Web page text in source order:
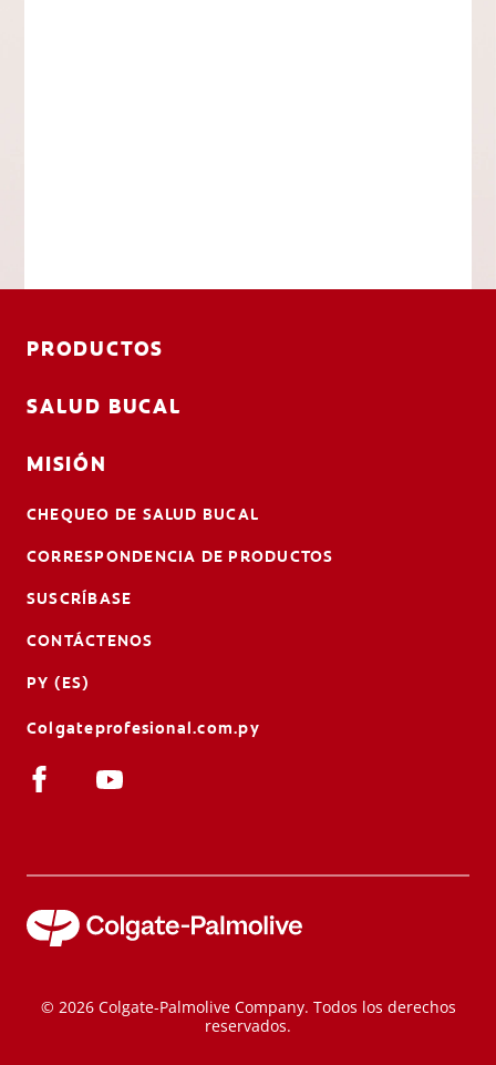
PRODUCTOS
SALUD BUCAL
MISIÓN
CHEQUEO DE SALUD BUCAL
CORRESPONDENCIA DE PRODUCTOS
SUSCRÍBASE
CONTÁCTENOS
PY (ES)
Colgateprofesional.com.py
© 2026 Colgate-Palmolive Company. Todos los derechos
reservados.